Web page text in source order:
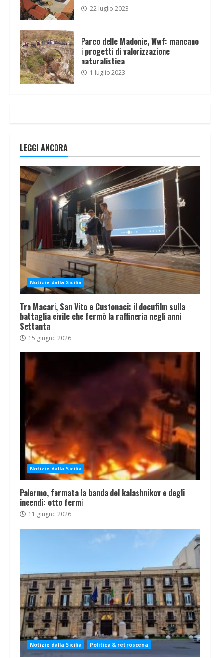
22 luglio 2023
Parco delle Madonie, Wwf: mancano
i progetti di valorizzazione
naturalistica
1 luglio 2023
LEGGI ANCORA
Notizie dalla Sicilia
Tra Macari, San Vito e Custonaci: il docufilm sulla
battaglia civile che fermò la raffineria negli anni
Settanta
15 giugno 2026
Notizie dalla Sicilia
Palermo, fermata la banda del kalashnikov e degli
incendi: otto fermi
11 giugno 2026
Notizie dalla Sicilia Politica & retroscena